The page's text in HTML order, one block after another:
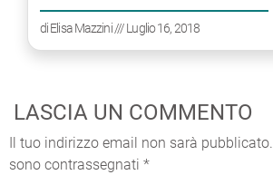
diElisa Mazzini/// Luglio 16, 2018
LASCIA UN COMMENTO
Il tuo indirizzo email non sarà pubblicato.
sono contrassegnati *